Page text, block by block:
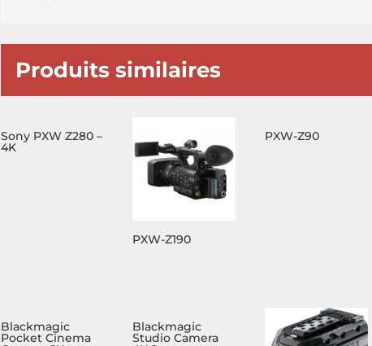
Produits similaires
Sony PXW Z280 –
4K
PXW-Z190
PXW-Z90
Blackmagic
Pocket Cinema
Blackmagic
Studio Camera